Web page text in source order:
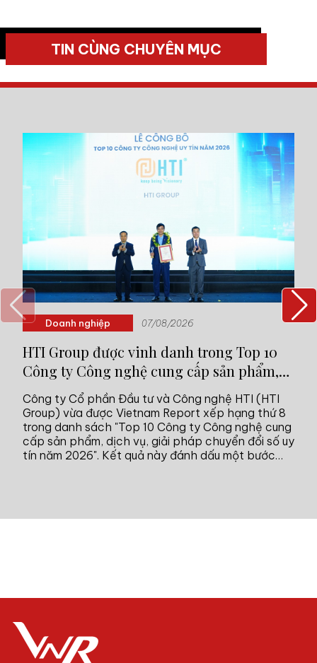
TIN CÙNG CHUYÊN MỤC
Doanh nghiệp 07/08/2026
HTI Group được vinh danh trong Top 10
Công ty Công nghệ cung cấp sản phẩm,
dịch vụ, giải pháp chuyển đổi số uy tín
năm 2026
Công ty Cổ phần Đầu tư và Công nghệ HTI (HTI
Group) vừa được Vietnam Report xếp hạng thứ 8
trong danh sách "Top 10 Công ty Công nghệ cung
cấp sản phẩm, dịch vụ, giải pháp chuyển đổi số uy
tín năm 2026". Kết quả này đánh dấu một bước